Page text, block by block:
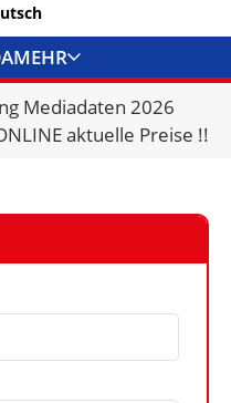
MEHR
Mediadaten 2026
aktuelle Preise !!